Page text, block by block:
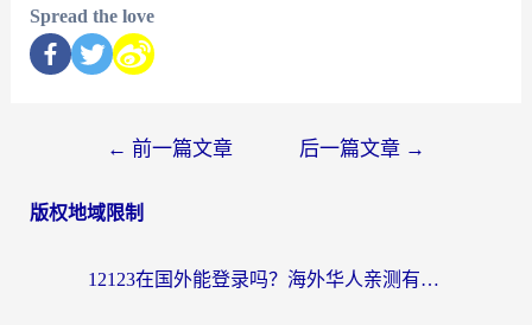
Spread the love
← 前一篇文章 后一篇文章 →
版权地域限制
12123在国外能登录吗？海外华人亲测有效的回国加速器选择指南